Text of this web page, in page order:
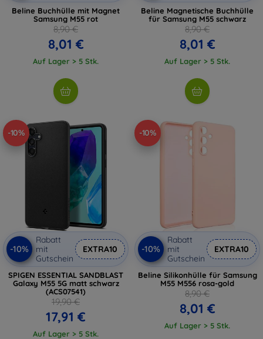
Beline Buchhülle mit Magnet
Samsung M55 rot
8,90 €
8,01 €
Auf Lager > 5 Stk.
Beline Magnetische Buchhülle
für Samsung M55 schwarz
8,90 €
8,01 €
Auf Lager > 5 Stk.
-10%
-10%
Rabatt
mit
Gutschein
EXTRA10
SPIGEN ESSENTIAL SANDBLAST
Galaxy M55 5G matt schwarz
(ACS07541)
19,90 €
17,91 €
Auf Lager > 5 Stk.
-10%
-10%
Rabatt
mit
Gutschein
EXTRA10
Beline Silikonhülle für Samsung
M55 M556 rosa-gold
8,90 €
8,01 €
Auf Lager > 5 Stk.